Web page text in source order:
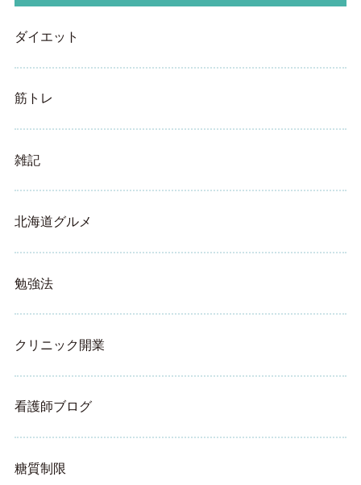
ダイエット
筋トレ
雑記
北海道グルメ
勉強法
クリニック開業
看護師ブログ
糖質制限